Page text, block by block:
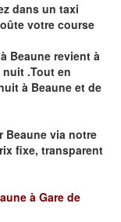
dans un taxi
votre course
Beaune revient à
nuit .Tout en
à Beaune et de
Beaune via notre
fixe, transparent
à Gare de